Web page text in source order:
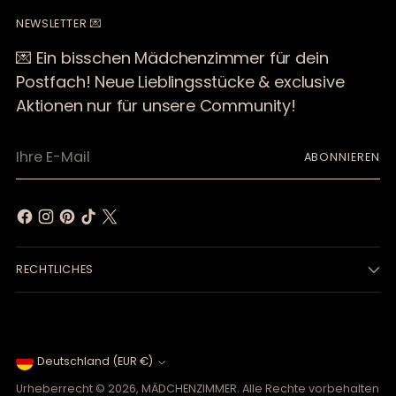
NEWSLETTER 💌
💌 Ein bisschen Mädchenzimmer für dein
Postfach! Neue Lieblingsstücke & exclusive
Aktionen nur für unsere Community!
E-
ABONNIEREN
RECHTLICHES
Währung
Deutschland (EUR €)
Urheberrecht © 2026, MÄDCHENZIMMER. Alle Rechte vorbehalten